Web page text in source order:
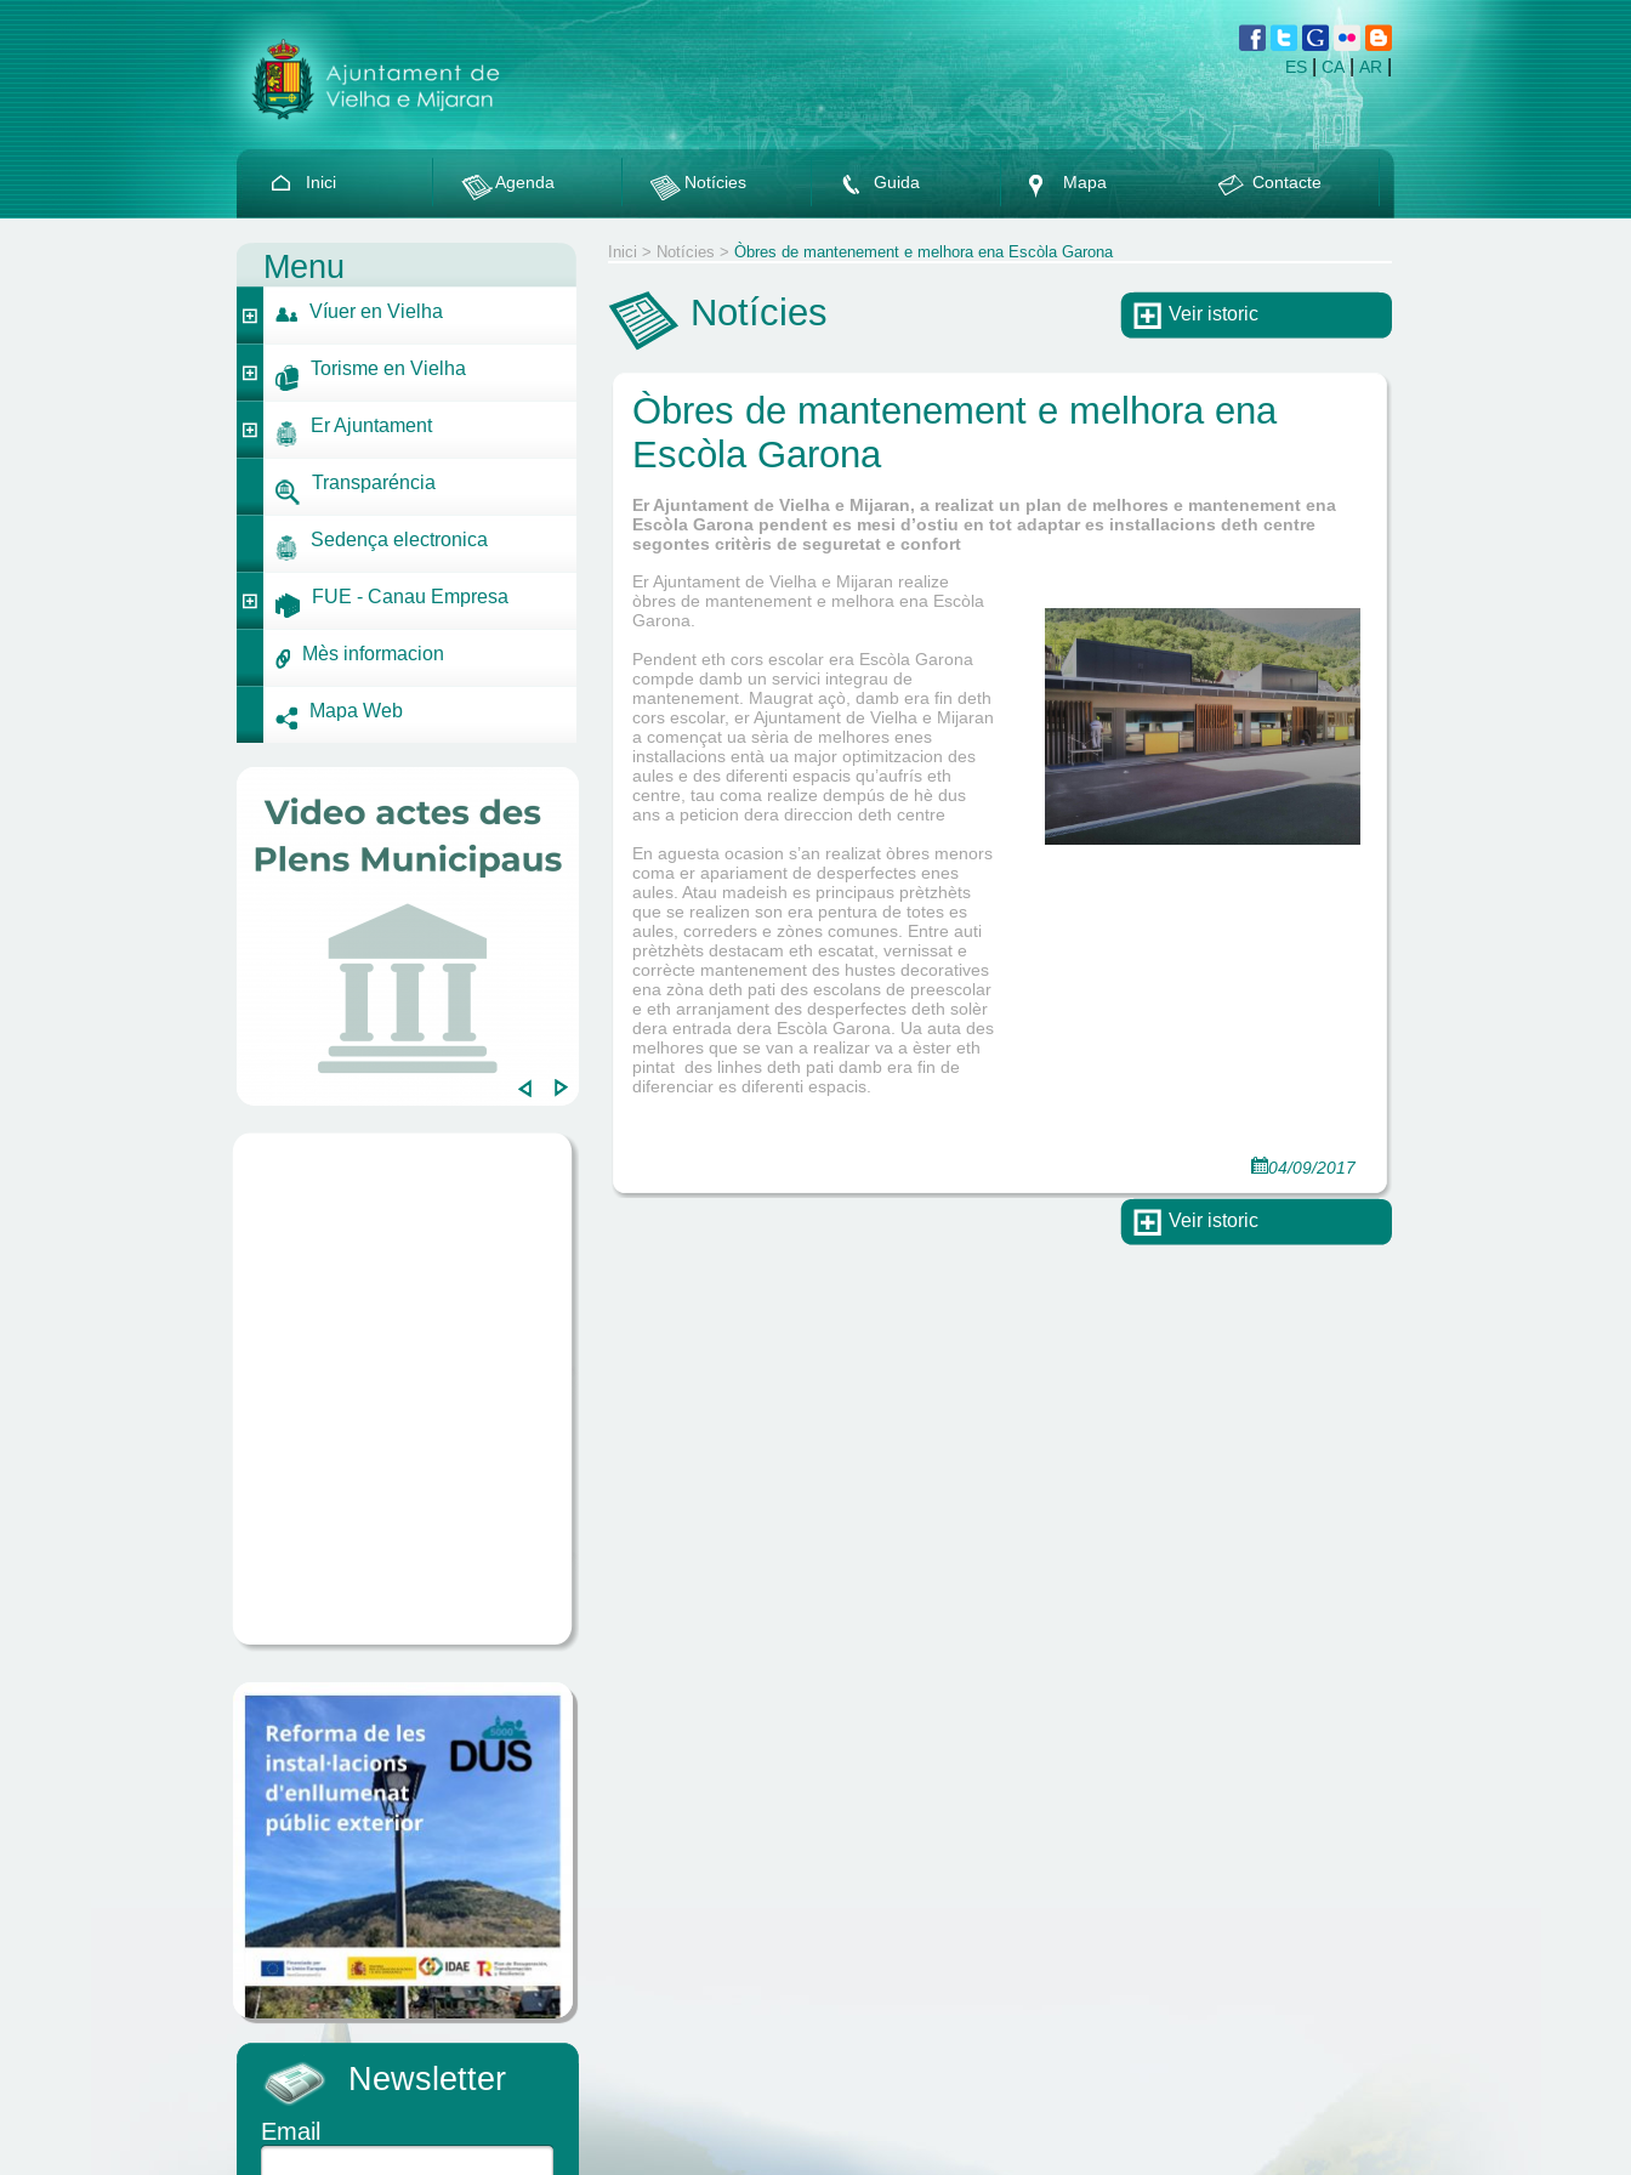
ES CA | AR
Inici Agenda Notícies Guida Mapa Contacte
Menu
Víuer en Vielha
Torisme en Vielha
Er Ajuntament
Transparéncia
Sedença electronica
FUE - Canau Empresa
Mès informacion
Mapa Web
Newsletter
Email
Inici > Notícies > Òbres de mantenement e melhora ena Escòla Garona
Notícies Veir istoric
Òbres de mantenement e melhora ena
Escòla Garona
Er Ajuntament de Vielha e Mijaran, a realizat un plan de melhores e mantenement ena
Escòla Garona pendent es mesi d’ostiu en tot adaptar es installacions deth centre
segontes critèris de seguretat e confort
Er Ajuntament de Vielha e Mijaran realize
òbres de mantenement e melhora ena Escòla
Garona.
Pendent eth cors escolar era Escòla Garona
compde damb un servici integrau de
mantenement. Maugrat açò, damb era fin deth
cors escolar, er Ajuntament de Vielha e Mijaran
a començat ua sèria de melhores enes
installacions entà ua major optimitzacion des
aules e des diferenti espacis qu’aufrís eth
centre, tau coma realize dempús de hè dus
ans a peticion dera direccion deth centre
En aguesta ocasion s’an realizat òbres menors
coma er apariament de desperfectes enes
aules. Atau madeish es principaus prètzhèts
que se realizen son era pentura de totes es
aules, correders e zònes comunes. Entre auti
prètzhèts destacam eth escatat, vernissat e
corrècte mantenement des hustes decoratives
ena zòna deth pati des escolans de preescolar
e eth arranjament des desperfectes deth solèr
dera entrada dera Escòla Garona. Ua auta des
melhores que se van a realizar va a èster eth
pintat des linhes deth pati damb era fin de
diferenciar es diferenti espacis.
04/09/2017
Veir istoric